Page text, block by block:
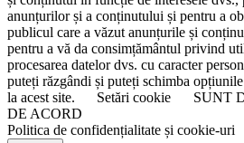
anunțurilor și a conținutului și pentru a
publicul care a văzut anunțurile și
pentru a vă da consimțământul privind
procesarea datelor dvs. cu caracter
puteți răzgândi și puteți schimba
la acest site.
Setări cookie SUNT
DE ACORD
Politica de confidențialitate și cookie-uri